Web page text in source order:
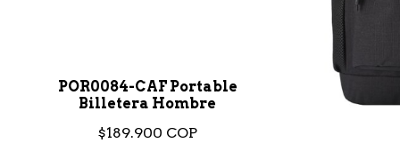
POR0084-CAF Portable
Billetera Hombre
$189.900 COP